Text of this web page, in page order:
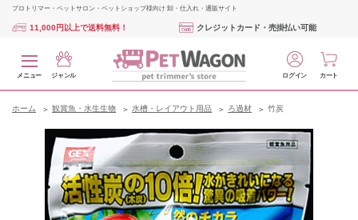
プロトリマー・ペットサロン・ペットショップ様向け 卸・仕入れ・通販サイト
11,000円以上で送料無料！ クレジットカード・売掛払い可能
メニュー ジャンル ログイン カート
ホーム 観賞魚・水生生物 水槽・レイアウト用品 ろ過材 竹炭